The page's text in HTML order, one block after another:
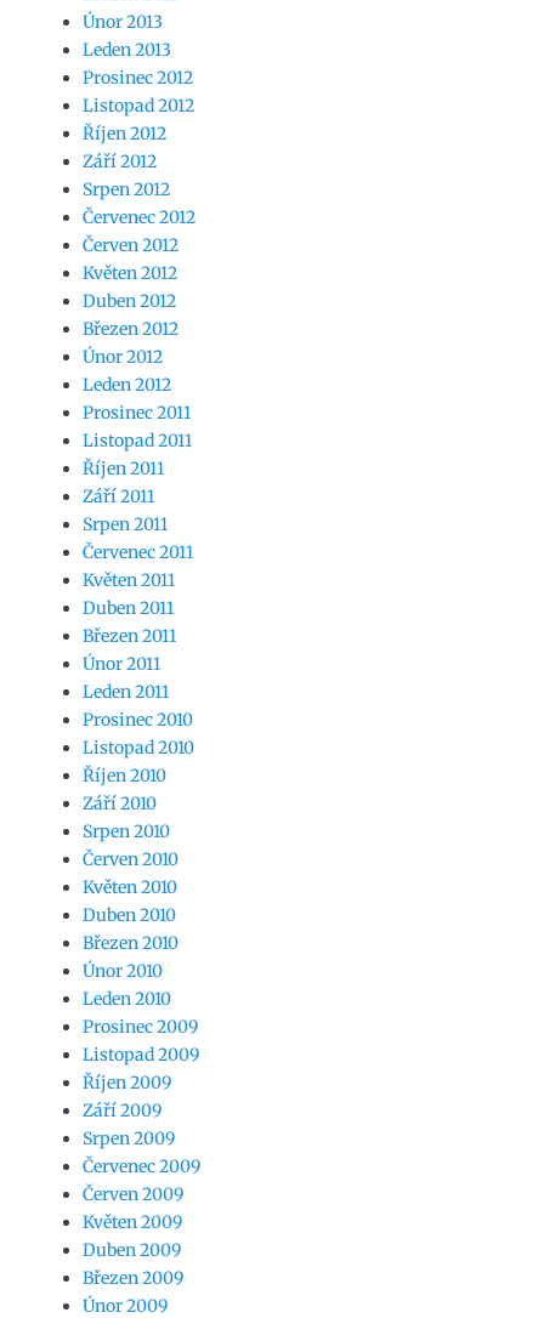
Únor 2013
Leden 2013
Prosinec 2012
Listopad 2012
Říjen 2012
Září 2012
Srpen 2012
Červenec 2012
Červen 2012
Květen 2012
Duben 2012
Březen 2012
Únor 2012
Leden 2012
Prosinec 2011
Listopad 2011
Říjen 2011
Září 2011
Srpen 2011
Červenec 2011
Květen 2011
Duben 2011
Březen 2011
Únor 2011
Leden 2011
Prosinec 2010
Listopad 2010
Říjen 2010
Září 2010
Srpen 2010
Červen 2010
Květen 2010
Duben 2010
Březen 2010
Únor 2010
Leden 2010
Prosinec 2009
Listopad 2009
Říjen 2009
Září 2009
Srpen 2009
Červenec 2009
Červen 2009
Květen 2009
Duben 2009
Březen 2009
Únor 2009